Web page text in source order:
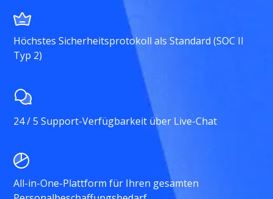
Höchstes Sicherheitsprotokoll als Standard (SOC II
Typ 2)
24 / 5 Support-Verfügbarkeit über Live-Chat
All-in-One-Plattform für Ihren gesamten